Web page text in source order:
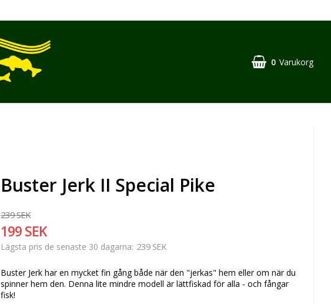
0 Varukorg
Buster Jerk II Special Pike
239 SEK
199 SEK
Lägsta pris de senaste 30 dagarna 239 SEK
Buster Jerk har en mycket fin gång både när den "jerkas" hem eller om när du
spinner hem den. Denna lite mindre modell är lättfiskad för alla - och fångar
fisk!